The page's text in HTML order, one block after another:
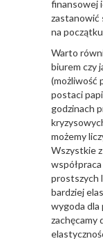
finansowej
zastanowić
na
Warto
biurem czy
(możliwość
postaci
godzinach
możemy
Wszystkie
prostszych
bardziej
wygoda dla
zachęcamy